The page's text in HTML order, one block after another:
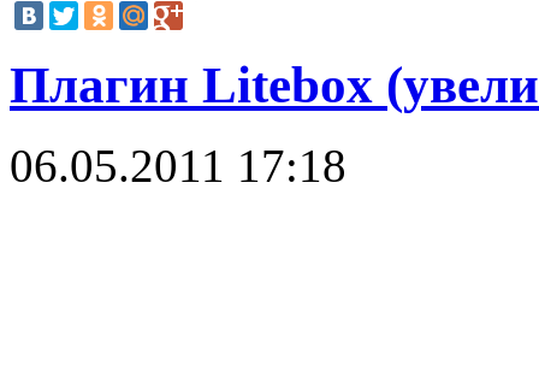
Плагин Litebox
06.05.2011 17:18